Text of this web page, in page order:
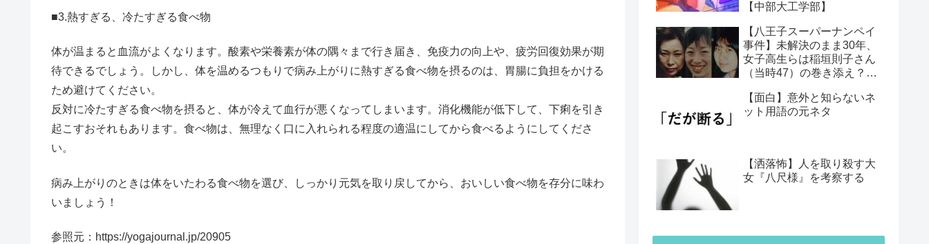
■3.熱すぎる、冷たすぎる食べ物
体が温まると血流がよくなります。酸素や栄養素が体の隅々まで行き届き、免疫力の向上や、疲労回復効果が期
待できるでしょう。しかし、体を温めるつもりで病み上がりに熱すぎる食べ物を摂るのは、胃腸に負担をかける
ため避けてください。
反対に冷たすぎる食べ物を摂ると、体が冷えて血行が悪くなってしまいます。消化機能が低下して、下痢を引き
起こすおそれもあります。食べ物は、無理なく口に入れられる程度の適温にしてから食べるようにしてくださ
い。
病み上がりのときは体をいたわる食べ物を選び、しっかり元気を取り戻してから、おいしい食べ物を存分に味わ
いましょう！
参照元：https://yogajournal.jp/20905
【中部大工学部】
【八王子スーパーナンペイ
事件】未解決のまま30年、
女子高生らは稲垣則子さん
（当時47）の巻き添え？犯
【面白】意外と知らないネ
ット用語の元ネタ
【洒落怖】人を取り殺す大
女『八尺様』を考察する